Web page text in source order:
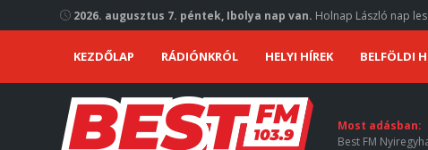
2026. augusztus 7. péntek, Ibolya nap van. Holnap László nap
KEZDŐLAP RÁDIÓNKRÓL HELYI HÍREK BELFÖLDI
Most adásban:
Best FM